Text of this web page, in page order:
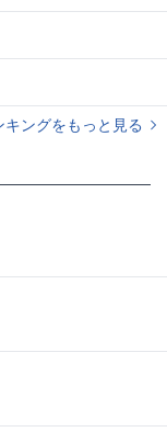
ングをもっと見る